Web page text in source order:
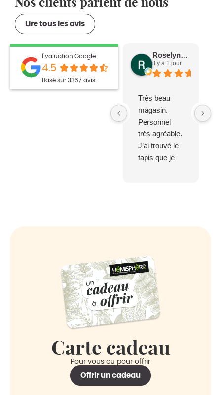
Lire tous les avis
Évaluation Google
4.5
Basé sur 3367 avis
Roselyne S.
il y a 1 jour
Très beau
magasin.
Personnel
très agréable.
J’ai trouvé le
tapis que je
Carte cadeau
Pour vous ou pour offrir
Offrir un cadeau